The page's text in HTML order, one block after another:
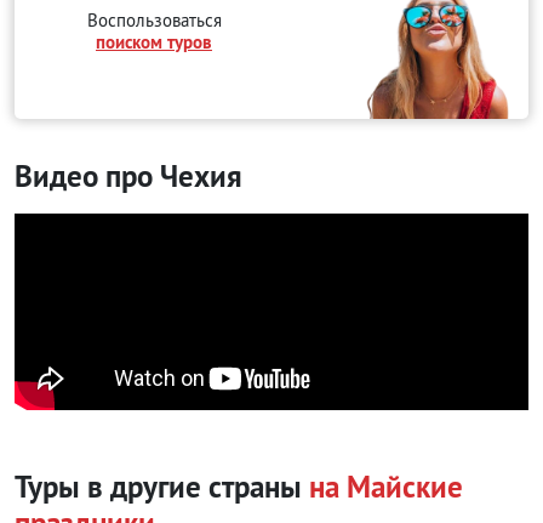
Воспользоваться
поиском туров
Видео про Чехия
Туры в другие страны на Майские